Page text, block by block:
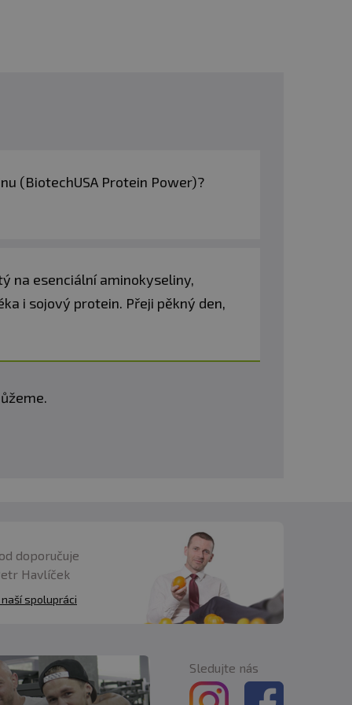
(BiotechUSA Protein Power)?
na esenciální aminokyseliny,
i sojový protein. Přeji pěkný den,
doporučuje
Havlíček
naší spolupráci
Sledujte nás